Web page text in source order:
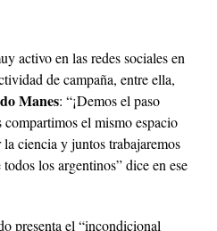
activo en las redes sociales en
de campaña, entre ella,
Manes: “¡Demos el paso
el mismo espacio
ciencia y juntos trabajaremos
los argentinos” dice en ese
presenta el “incondicional